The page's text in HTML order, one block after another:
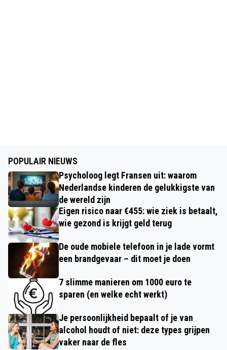
POPULAIR NIEUWS
Psycholoog legt Fransen uit: waarom
Nederlandse kinderen de gelukkigste van
de wereld zijn
Eigen risico naar €455: wie ziek is betaalt,
wie gezond is krijgt geld terug
De oude mobiele telefoon in je lade vormt
een brandgevaar – dit moet je doen
7 slimme manieren om 1000 euro te
sparen (en welke echt werkt)
Je persoonlijkheid bepaalt of je van
alcohol houdt of niet: deze types grijpen
vaker naar de fles